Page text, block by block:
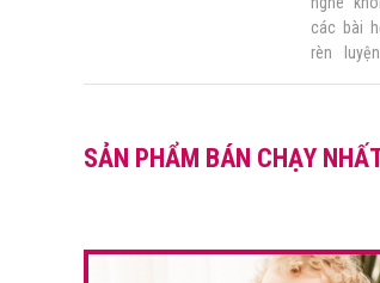
các bài
rèn
Nắm
SẢN PHẨM BÁN CHẠY